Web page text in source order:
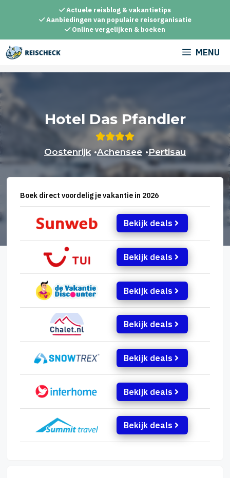
inhoud
Actuele reisblog & vakantietips
Aanbiedingen van populaire reisorganisatie
Online vergelijken & boeken
MENU
Hotel Das Pfandler
Oostenrijk •Achensee •Pertisau
Boek direct voordelig je vakantie in 2026
Bekijk deals
Bekijk deals
Bekijk deals
Bekijk deals
Bekijk deals
Bekijk deals
Bekijk deals